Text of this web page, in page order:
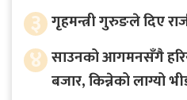
३ गृहमन्त्री गुरुङले दिए
४ साउनको आगमनसँगै
बजार, किन्नेको लाग्यो